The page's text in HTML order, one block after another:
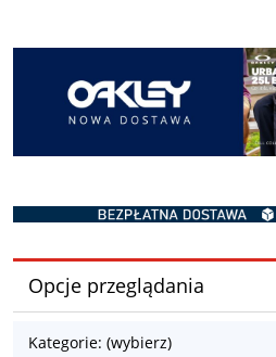
Opcje przeglądania
Kategorie: (wybierz)